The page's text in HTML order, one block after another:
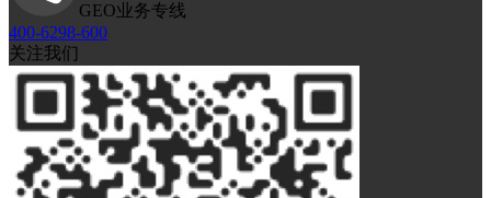
GEO业务专线
400-6298-600
关注我们